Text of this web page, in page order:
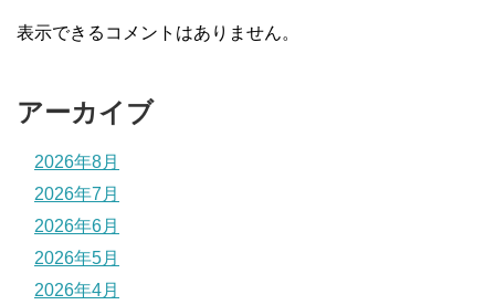
表示できるコメントはありません。
アーカイブ
2026年8月
2026年7月
2026年6月
2026年5月
2026年4月